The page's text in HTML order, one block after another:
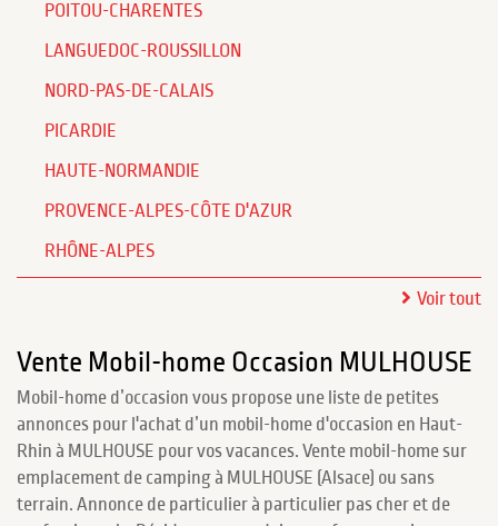
POITOU-CHARENTES
LANGUEDOC-ROUSSILLON
NORD-PAS-DE-CALAIS
PICARDIE
HAUTE-NORMANDIE
PROVENCE-ALPES-CÔTE D'AZUR
RHÔNE-ALPES
Voir tout
Vente Mobil-home Occasion MULHOUSE
Mobil-home d’occasion vous propose une liste de petites
annonces pour l'achat d’un mobil-home d'occasion en Haut-
Rhin à MULHOUSE pour vos vacances. Vente mobil-home sur
emplacement de camping à MULHOUSE (Alsace) ou sans
terrain. Annonce de particulier à particulier pas cher et de